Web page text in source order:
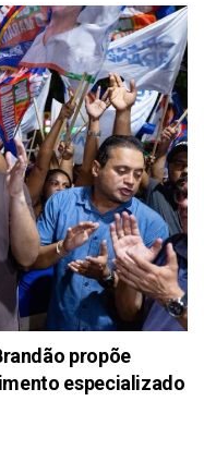
propõe
especializado